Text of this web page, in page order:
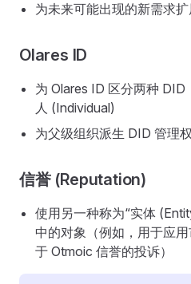
为未来可能出现的新需求
Olares ID
为 Olares ID 区分两种
人 (Individual)
为父级组织派生 DID 管理
信誉 (Reputation)
使用另一种称为“实体
中的对象（例如，用于应
于 Otmoic 信誉的投诉）